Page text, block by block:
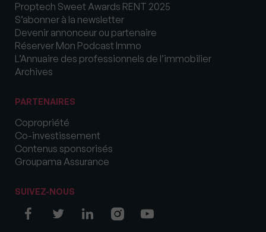
Proptech Sweet Awards RENT 2025
S’abonner à la newsletter
Devenir annonceur ou partenaire
Réserver Mon Podcast Immo
L’Annuaire des professionnels de l’immobilier
Archives
PARTENAIRES
Copropriété
Co-investissement
Contenus sponsorisés
Groupama Assurance
SUIVEZ-NOUS